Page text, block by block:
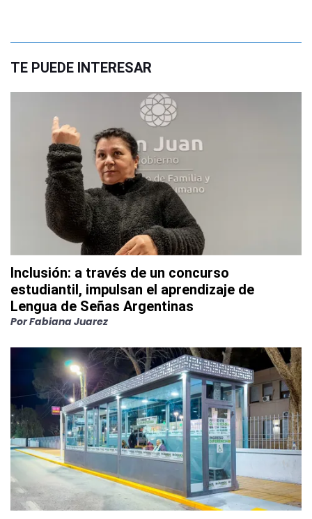
TE PUEDE INTERESAR
Inclusión: a través de un concurso
estudiantil, impulsan el aprendizaje de
Lengua de Señas Argentinas
PorFabiana Juarez